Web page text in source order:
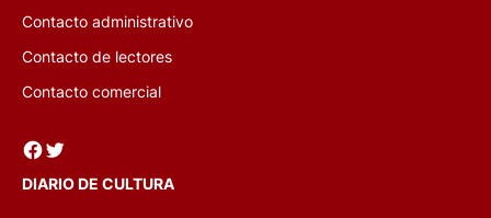
Contacto administrativo
Contacto de lectores
Contacto comercial
Facebook Twitter
DIARIO DE CULTURA